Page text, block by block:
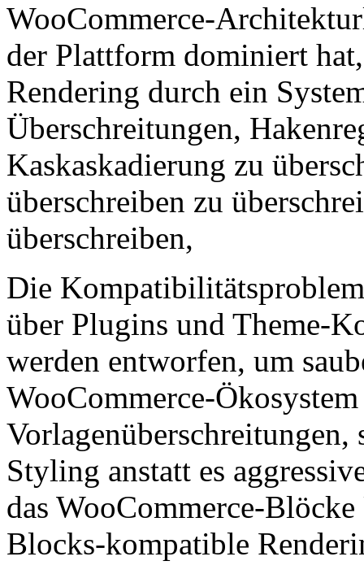
WooCommerce-
der Plattform dominiert
Rendering durch ein
Überschreitungen,
Kaskaskadierung zu
überschreiben zu
überschreiben,
Die
über Plugins und Theme-
werden entworfen, um
WooCommerce-
Styling anstatt es
das WooCommerce-
Blocks-kompatible